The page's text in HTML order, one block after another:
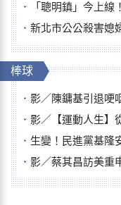
「聰明鎮」今上線
新北市公公殺害媳婦
棒球
影／陳鏞基引退哽
影／【運動人生】從通靈
生變！民進黨基隆安樂
影／蔡其昌訪美重申